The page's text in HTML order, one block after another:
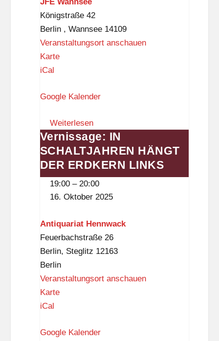
i
e
n
e
Königstraße 42
Berlin , Wannsee 14109
Veranstaltungsort anschauen
KarteJ
W
n
n
s
e
e
iCal
Google Kalender
Weiterlesen
Vernissage:
IN
SCHALTJAHREN
HÄNGT
Vernissage: IN
SCHALTJAHREN HÄNGT
DER ERDKERN LINKS
19:00 – 20:00
16. Oktober 2025
Antiquariat Hennwack
Feuerbachstraße 26
Berlin, Steglitz 12163
Berlin
Veranstaltungsort anschauen
KarteA
i
iCal
Google Kalender